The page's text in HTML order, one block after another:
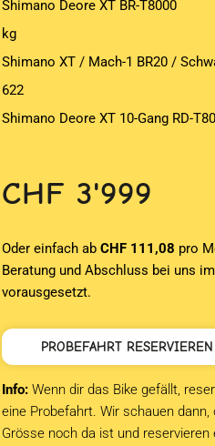
Shimano Deore XT BR-T8000
kg
Shimano XT / Mach-1 BR20 /
622
Shimano Deore XT 10-Gang RD-
CHF 3'999
Oder einfach abCHF 111,08 pro
Beratung und Abschluss bei uns
vorausgesetzt.
PROBEFAHRT RESERVIEREN
Info: Wenn dir das Bike gefällt,
eine Probefahrt. Wir schauen dann,
Grösse noch da ist und reservieren